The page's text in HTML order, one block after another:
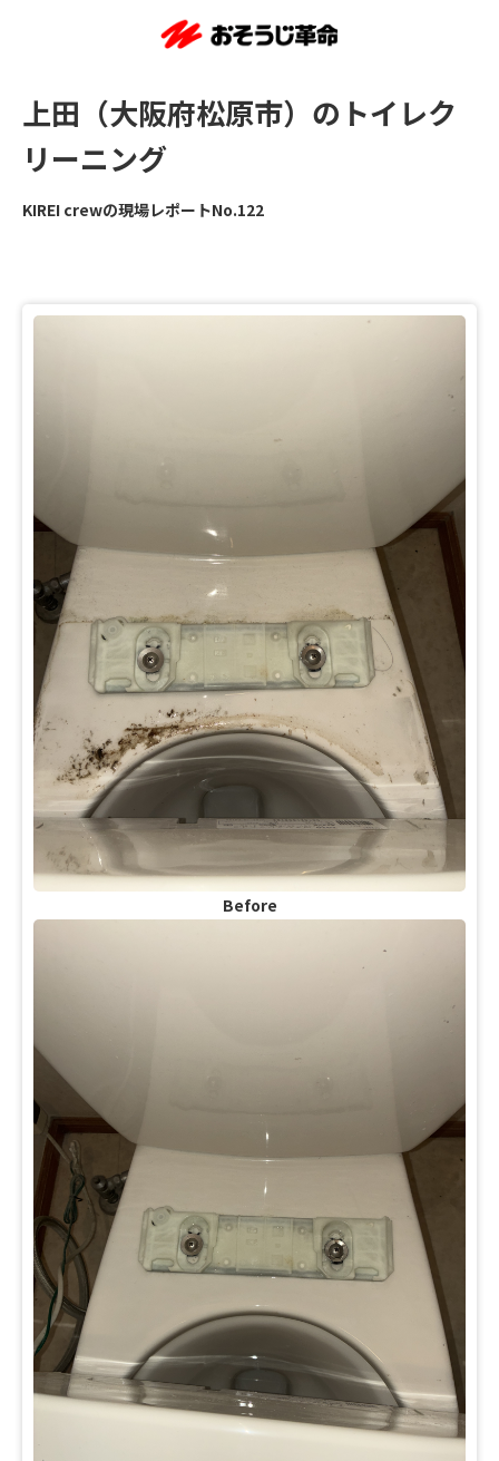
上田（大阪府松原市）のトイレク
リーニング
KIREI crewの現場レポートNo.122
Before